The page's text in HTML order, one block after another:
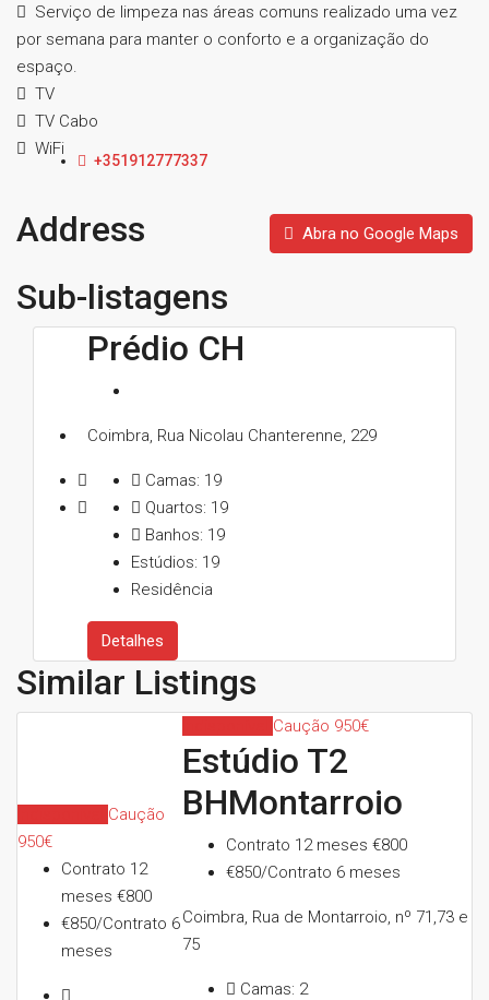
+351912777337
Serviço de limpeza nas áreas comuns realizado uma vez
por semana para manter o conforto e a organização do
espaço.
TV
TV Cabo
WiFi
Address Abra no Google Maps
Sub-listagens
Prédio CH
Coimbra, Rua Nicolau Chanterenne, 229
Camas: 19
Quartos: 19
Banhos: 19
Estúdios: 19
Residência
Detalhes
Similar Listings
Caução
950€
Contrato 12
meses €800
€850/Contrato 6
meses
Caução 950€
Estúdio T2
BHMontarroio
Contrato 12 meses €800
€850/Contrato 6 meses
Coimbra, Rua de Montarroio, nº 71,73 e
75
Camas: 2